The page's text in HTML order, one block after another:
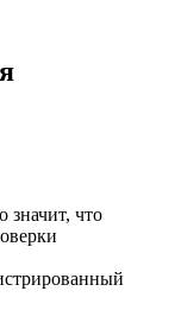
значит, что